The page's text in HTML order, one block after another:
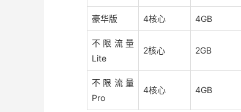
豪华版 4核心 4GB
不限流量
Lite
2核心 2GB
不限流量
Pro
4核心 4GB